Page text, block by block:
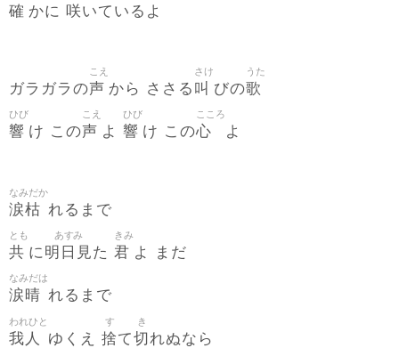
確 かに 咲いているよ
ガラガラの声
こえ
から ささる 叫
さけ
びの歌
うた
響
ひび
け この声
こえ
よ 響
ひび
け この心
こころ
よ
涙枯
なみだか
れるまで
共
とも
に明日見
あすみ
た 君
きみ
よ まだ
涙晴
なみだは
れるまで
我人
われひと
ゆくえ 捨
す
て切
き
れぬなら